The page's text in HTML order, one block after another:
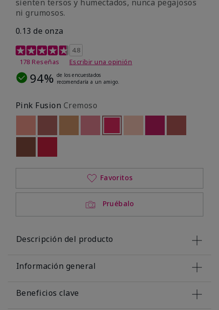
sienten tersos y humectados, nunca pegajosos
ni grumosos.
0.13 de onza
Calificación de clientes de 4,8 de 5
4.8
178 Reseñas
Escribir una opinión
94% de los encuestados
recomendaría a un amigo.
Pink Fusion Cremoso
Out of stockOut of stockseleccionado
Out of stock
Pruébalo
Favoritos
Descripción del producto
Información general
Beneficios clave